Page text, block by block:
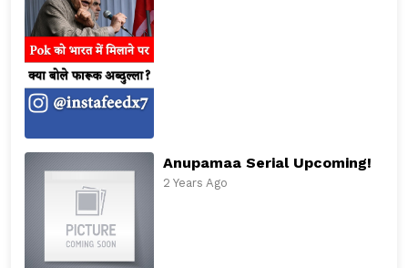
Anupamaa Serial Upcoming!
2 Years Ago